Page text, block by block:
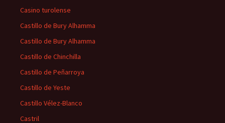
Casino turolense
Castillo de Bury Alhamma
Castillo de Bury Alhamma
Castillo de Chinchilla
Castillo de Peñarroya
Castillo de Yeste
Castillo Vélez-Blanco
Castril